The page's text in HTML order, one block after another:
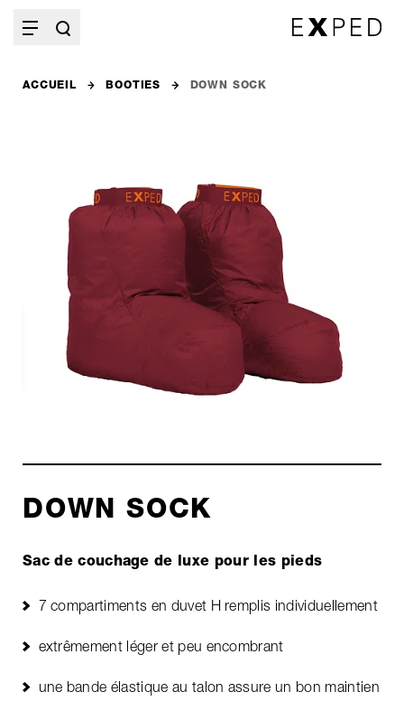
ACCUEIL BOOTIES DOWN SOCK
DOWN SOCK
Sac de couchage de luxe pour les pieds
7 compartiments en duvet H remplis individuellement
extrêmement léger et peu encombrant
une bande élastique au talon assure un bon maintien